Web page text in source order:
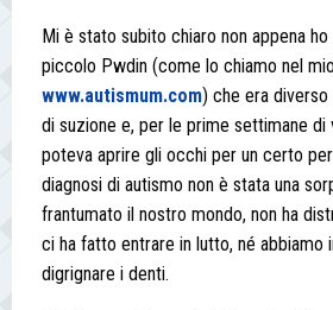
Mi è stato subito chiaro non appena
piccolo Pwdin (come lo chiamo nel
www.autismum.com) che era
di suzione e, per le prime settimane di
poteva aprire gli occhi per un certo
diagnosi di autismo non è stata una
frantumato il nostro mondo, non ha
ci ha fatto entrare in lutto, né abbiamo
digrignare i denti.